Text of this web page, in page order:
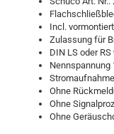
Incl.
Zu­las­sung für
DIN LS oder
Nenn­span­nung
Ohne
Ohne
Ohne